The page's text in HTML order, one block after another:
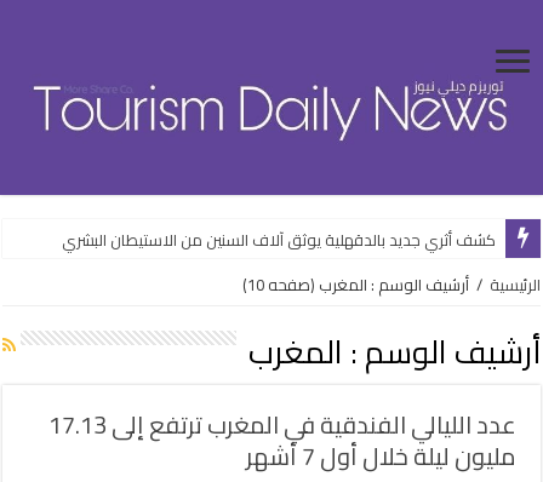
كشف أثري جديد بالدقهلية يوثق آلاف السنين من الاستيطان البشري
وزارة الإسكان تواصل طرح فرص استثمارية متنوعة من خلال المنصات الرقمية
الرئيسية / أرشيف الوسم : المغرب (صفحه 10)
أرشيف الوسم : المغرب
عدد الليالي الفندقية في المغرب ترتفع إلى 17.13
مليون ليلة خلال أول 7 أشهر